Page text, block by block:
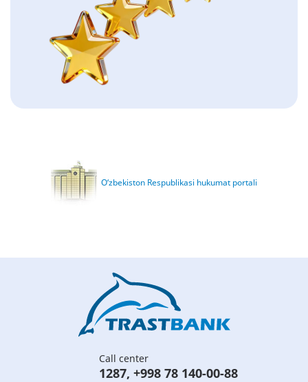
O‘zbekiston Respublikasi hukumat portali
Call center
1287, +998 78 140-00-88